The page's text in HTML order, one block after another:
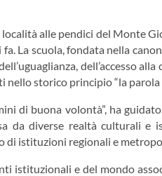
località alle pendici del Monte
La scuola, fondata nella
dell’accesso
storico principio “la parola
di buona volontà”, ha
da diverse realtà culturali e
di istituzioni regionali e
istituzionali e del mondo